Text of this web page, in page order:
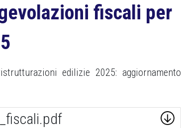
fiscali per
edilizie 2025: aggiornamento